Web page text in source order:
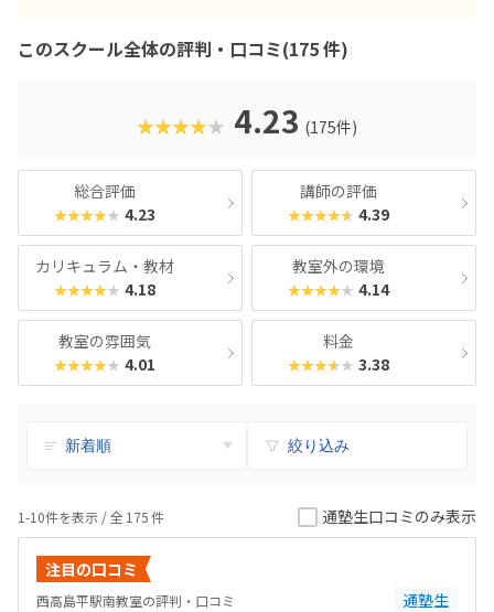
このスクール全体の評判・口コミ(175 件)
★★★★★ 4.23 (175件)
総合評価
★★★★★ 4.23
講師の評価
★★★★★ 4.39
カリキュラム・教材
★★★★★ 4.18
教室外の環境
★★★★★ 4.14
教室の雰囲気
★★★★★ 4.01
料金
★★★★★ 3.38
絞り込み
1-10件を表示 / 全 175件 通塾生口コミのみ表示
注目の口コミ
西高島平駅南教室の評判・口コミ 通塾生